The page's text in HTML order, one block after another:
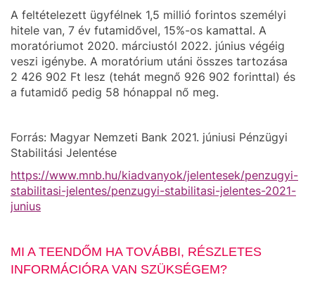
A feltételezett ügyfélnek 1,5 millió forintos személyi
hitele van, 7 év futamidővel, 15%-os kamattal. A
moratóriumot 2020. márciustól 2022. június végéig
veszi igénybe. A moratórium utáni összes tartozása
2 426 902 Ft lesz (tehát megnő 926 902 forinttal) és
a futamidő pedig 58 hónappal nő meg.
Forrás: Magyar Nemzeti Bank 2021. júniusi Pénzügyi
Stabilitási Jelentése
https://www.mnb.hu/kiadvanyok/jelentesek/penzugyi-
stabilitasi-jelentes/penzugyi-stabilitasi-jelentes-2021-
junius
MI A TEENDŐM HA TOVÁBBI, RÉSZLETES
INFORMÁCIÓRA VAN SZÜKSÉGEM?